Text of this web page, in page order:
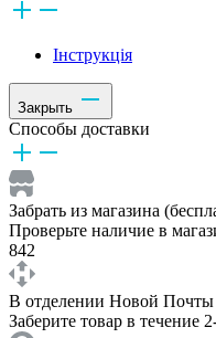
Інструкція
Закрыть
Способы доставки
Забрать из магазина
Проверьте наличие в
842
В отделении Новой Почты
Заберите товар в течение